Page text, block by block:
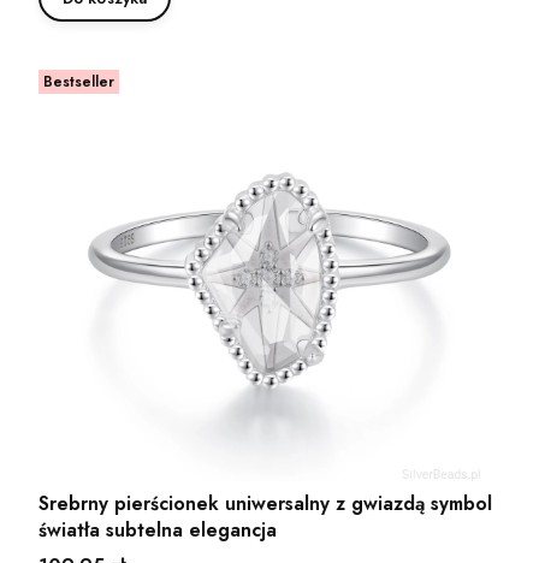
Bestseller
Srebrny pierścionek uniwersalny z gwiazdą symbol
światła subtelna elegancja